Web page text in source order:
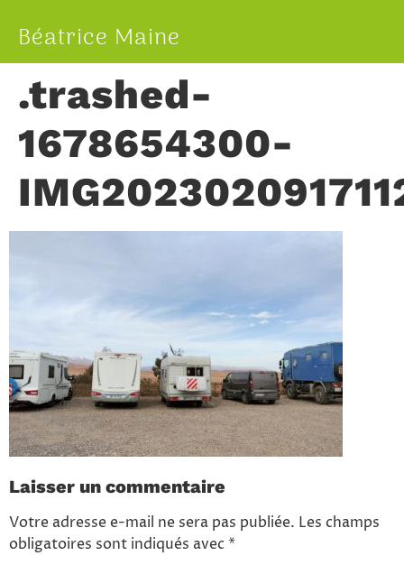
Béatrice Maine
.trashed-
1678654300-
Laisser un commentaire
Votre adresse e-mail ne sera pas publiée. Les champs
obligatoires sont indiqués avec*